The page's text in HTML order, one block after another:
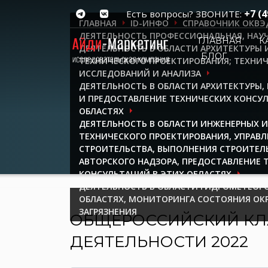
Есть вопросы? ЗВОНИТЕ:+7
ГЛАВНАЯ
БЛОГ
ГЛАВНАЯ ID-ИНФО
СПРАВОЧНИК
ДЕЯТЕЛЬНОСТЬ ПРОФЕССИОНАЛЬНАЯ,
ДЕЯТЕЛЬНОСТЬ В ОБЛАСТИ АРХИТЕКТУРЫ
ТЕХНИЧЕСКОГО ПРОЕКТИРОВАНИЯ;
ИССЛЕДОВАНИЙ И АНАЛИЗА
ДЕЯТЕЛЬНОСТЬ В ОБЛАСТИ
И ПРЕДОСТАВЛЕНИЕ ТЕХНИЧЕСКИХ
ОБЛАСТЯХ
ДЕЯТЕЛЬНОСТЬ В ОБЛАСТИ ИНЖЕНЕРНЫХ
ТЕХНИЧЕСКОГО ПРОЕКТИРОВАНИЯ,
СТРОИТЕЛЬСТВА, ВЫПОЛНЕНИЯ
АВТОРСКОГО НАДЗОРА, ПРЕДОСТАВЛЕНИЕ
КОНСУЛЬТАЦИЙ В ЭТИХ ОБЛАСТЯХ
ДЕЯТЕЛЬНОСТЬ В ОБЛАСТИ
ОБЛАСТЯХ, МОНИТОРИНГА СОСТОЯНИЯ
ЗАГРЯЗНЕНИЯ
ОБЩЕРОССИЙСКИЙ
ДЕЯТЕЛЬНОСТИ 2022